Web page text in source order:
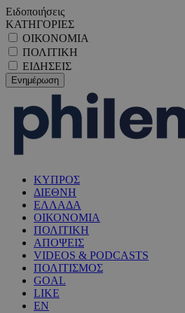
Ειδοποιήσεις
ΚΑΤΗΓΟΡΙΕΣ
ΟΙΚΟΝΟΜΙΑ
ΠΟΛΙΤΙΚΗ
ΕΙΔΗΣΕΙΣ
ΚΥΠΡΟΣ
ΔΙΕΘΝΗ
ΕΛΛΑΔΑ
ΟΙΚΟΝΟΜΙΑ
ΠΟΛΙΤΙΚΗ
ΑΠΟΨΕΙΣ
VIDEOS & PODCASTS
ΠΟΛΙΤΙΣΜΟΣ
GOAL
LIKE
EN